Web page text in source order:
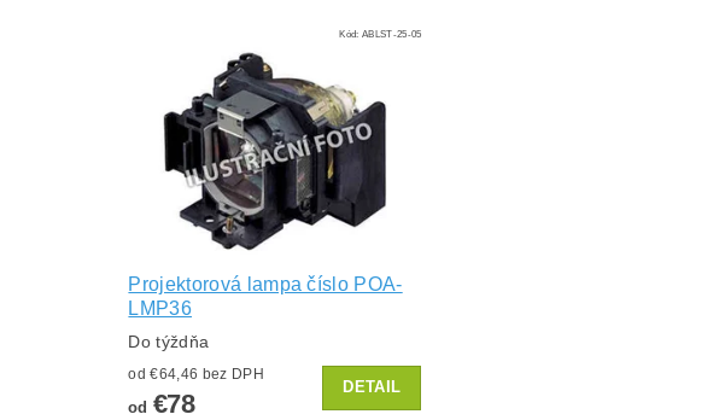
Kód: ABLST-25-05
Projektorová lampa číslo POA-
LMP36
Do týždňa
od €64,46 bez DPH
od €78
DETAIL